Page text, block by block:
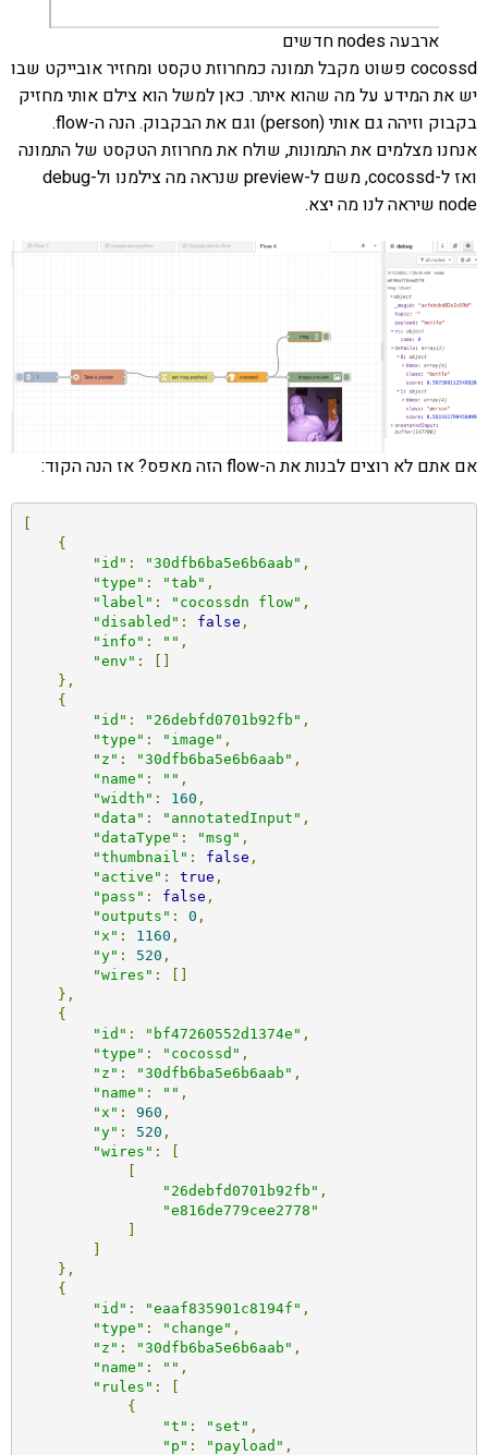
ארבעה nodes חדשים
cocossd פשוט מקבל תמונה כמחרוזת טקסט ומחזיר אובייקט שבו
יש את המידע על מה שהוא איתר. כאן למשל הוא צילם אותי מחזיק
בקבוק וזיהה גם אותי (person) וגם את הבקבוק. הנה ה-flow.
אנחנו מצלמים את התמונות, שולח את מחרוזת הטקסט של התמונה
ואז ל-cocossd, משם ל-preview שנראה מה צילמנו ול-debug
node שיראה לנו מה יצא.
אם אתם לא רוצים לבנות את ה-flow הזה מאפס? אז הנה הקוד:
{
"id" : "30dfb6ba5e6b6aab" ,
"type" : "tab" ,
"label" : "cocossdn flow" ,
"disabled" : false ,
"info" : "" ,
"env" :
},
{
"id" : "26debfd0701b92fb" ,
"type" : "image" ,
"z" : "30dfb6ba5e6b6aab" ,
"name" : "" ,
"width" : 160 ,
"data" : "annotatedInput" ,
"dataType" : "msg" ,
"thumbnail" : false ,
"active" : true ,
"pass" : false ,
"outputs" : 0 ,
"x" : 1160 ,
"y" : 520 ,
"wires" :
},
{
"id" : "bf47260552d1374e" ,
"type" : "cocossd" ,
"z" : "30dfb6ba5e6b6aab" ,
"name" : "" ,
"x" : 960 ,
"y" : 520 ,
"wires" :
"26debfd0701b92fb" ,
"e816de779cee2778"
},
{
"id" : "eaaf835901c8194f" ,
"type" : "change" ,
"z" : "30dfb6ba5e6b6aab" ,
"name" : "" ,
"rules" :
{
"t" : "set" ,
"p" : "payload" ,